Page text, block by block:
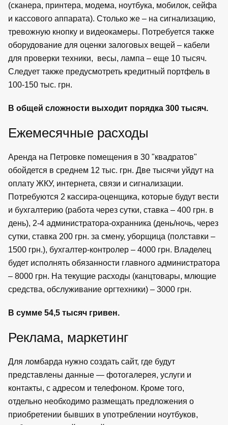
(сканера, принтера, модема, ноутбука, мобилок, сейфа
и кассового аппарата). Столько же – на сигнализацию,
тревожную кнопку и видеокамеры. Потребуется также
оборудование для оценки залоговых вещей – кабели
для проверки техники, весы, лампа – еще 10 тысяч.
Следует также предусмотреть кредитный портфель в
100-150 тыс. грн.
В общей сложности выходит порядка 300 тысяч.
Ежемесячные расходы
Аренда на Петровке помещения в 30 "квадратов"
обойдется в среднем 12 тыс. грн. Две тысячи уйдут на
оплату ЖКУ, интернета, связи и сигнализации.
Потребуются 2 кассира-оценщика, которые будут вести
и бухгалтерию (работа через сутки, ставка – 400 грн. в
день), 2-4 администратора-охранника (день/ночь, через
сутки, ставка 200 грн. за смену, уборщица (полставки –
1500 грн.), бухгалтер-контролер – 4000 грн. Владелец
будет исполнять обязанности главного администратора
– 8000 грн. На текущие расходы (канцтовары, млющие
средства, обслуживание оргтехники) – 3000 грн.
В сумме 54,5 тысяч гривен.
Реклама, маркетинг
Для ломбарда нужно создать сайт, где будут
представлены данные — фотогалерея, услуги и
контакты, с адресом и телефоном. Кроме того,
отдельно необходимо размещать предложения о
приобретении бывших в употреблении ноутбуков,